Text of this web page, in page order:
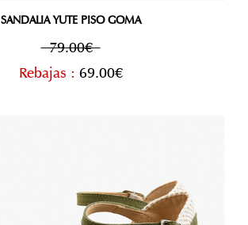
SANDALIA YUTE PISO GOMA
79.00€
Rebajas : 69.00€